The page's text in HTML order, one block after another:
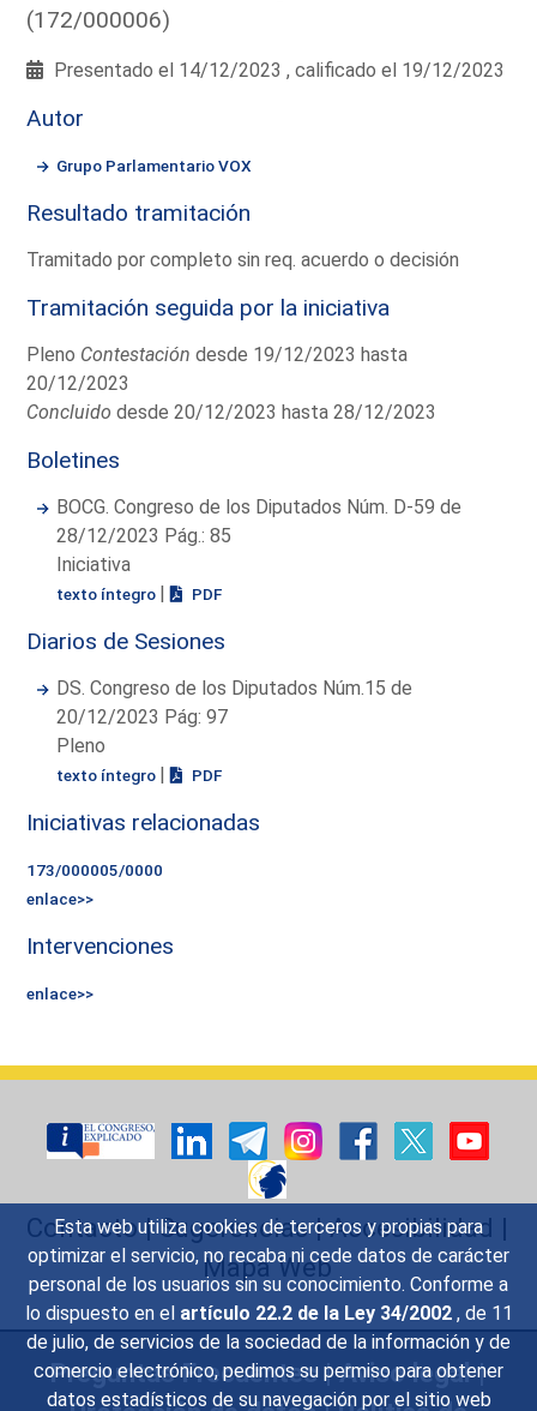
Esta web utiliza cookies de terceros y propias para
optimizar el servicio, no recaba ni cede datos de carácter
personal de los usuarios sin su conocimiento. Conforme a
lo dispuesto en el artículo 22.2 de la Ley 34/2002 , de 11
de julio, de servicios de la sociedad de la información y de
comercio electrónico, pedimos su permiso para obtener
datos estadísticos de su navegación por el sitio web
(172/000006)
Presentado el 14/12/2023 , calificado el 19/12/2023
Autor
Grupo Parlamentario VOX
Resultado tramitación
Tramitado por completo sin req. acuerdo o decisión
Tramitación seguida por la iniciativa
Pleno Contestación desde 19/12/2023 hasta
20/12/2023
Concluido desde 20/12/2023 hasta 28/12/2023
Boletines
BOCG. Congreso de los Diputados Núm. D-59 de
28/12/2023 Pág.: 85
Iniciativa
texto íntegro | PDF
Diarios de Sesiones
DS. Congreso de los Diputados Núm.15 de
20/12/2023 Pág: 97
Pleno
texto íntegro | PDF
Iniciativas relacionadas
173/000005/0000
enlace>>
Intervenciones
enlace>>
Contacto|Sugerencias|Accesibilidad |
Mapa Web
Preguntas Frecuentes|Aviso legal|